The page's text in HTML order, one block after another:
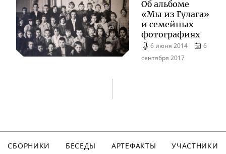
Об альбоме
«Мы из Гулага»
и семейных
фотографиях
6 июня 2014
6
сентября 2017
СБОРНИКИ БЕСЕДЫ АРТЕФАКТЫ
УЧАСТНИКИ